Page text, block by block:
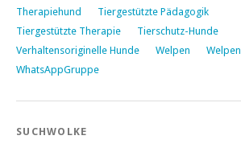
Therapiehund
Tiergestützte Pädagogik
Tiergestützte Therapie
Tierschutz-Hunde
Verhaltensoriginelle Hunde
Welpen Welpen
WhatsAppGruppe
SUCHWOLKE